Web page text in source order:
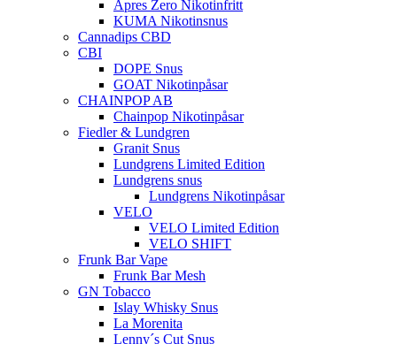
Apres Zero Nikotinfritt
KUMA Nikotinsnus
Cannadips CBD
CBI
DOPE Snus
GOAT Nikotinpåsar
CHAINPOP AB
Chainpop Nikotinpåsar
Fiedler & Lundgren
Granit Snus
Lundgrens Limited Edition
Lundgrens snus
Lundgrens Nikotinpåsar
VELO
VELO Limited Edition
VELO SHIFT
Frunk Bar Vape
Frunk Bar Mesh
GN Tobacco
Islay Whisky Snus
La Morenita
Lenny´s Cut Snus